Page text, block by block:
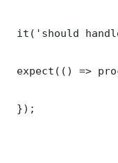
it('should
expect(() =>
});